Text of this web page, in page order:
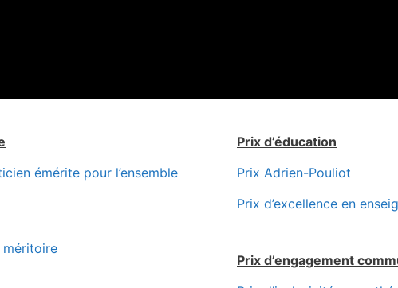
David-Borwein
à Anthony To-Ming Lau (Alberta)
émérite pour l’ensemble
méritoire
Prix d’éducation
Prix Adrien-Pouliot
Prix d’excellence en
Prix d’engagement